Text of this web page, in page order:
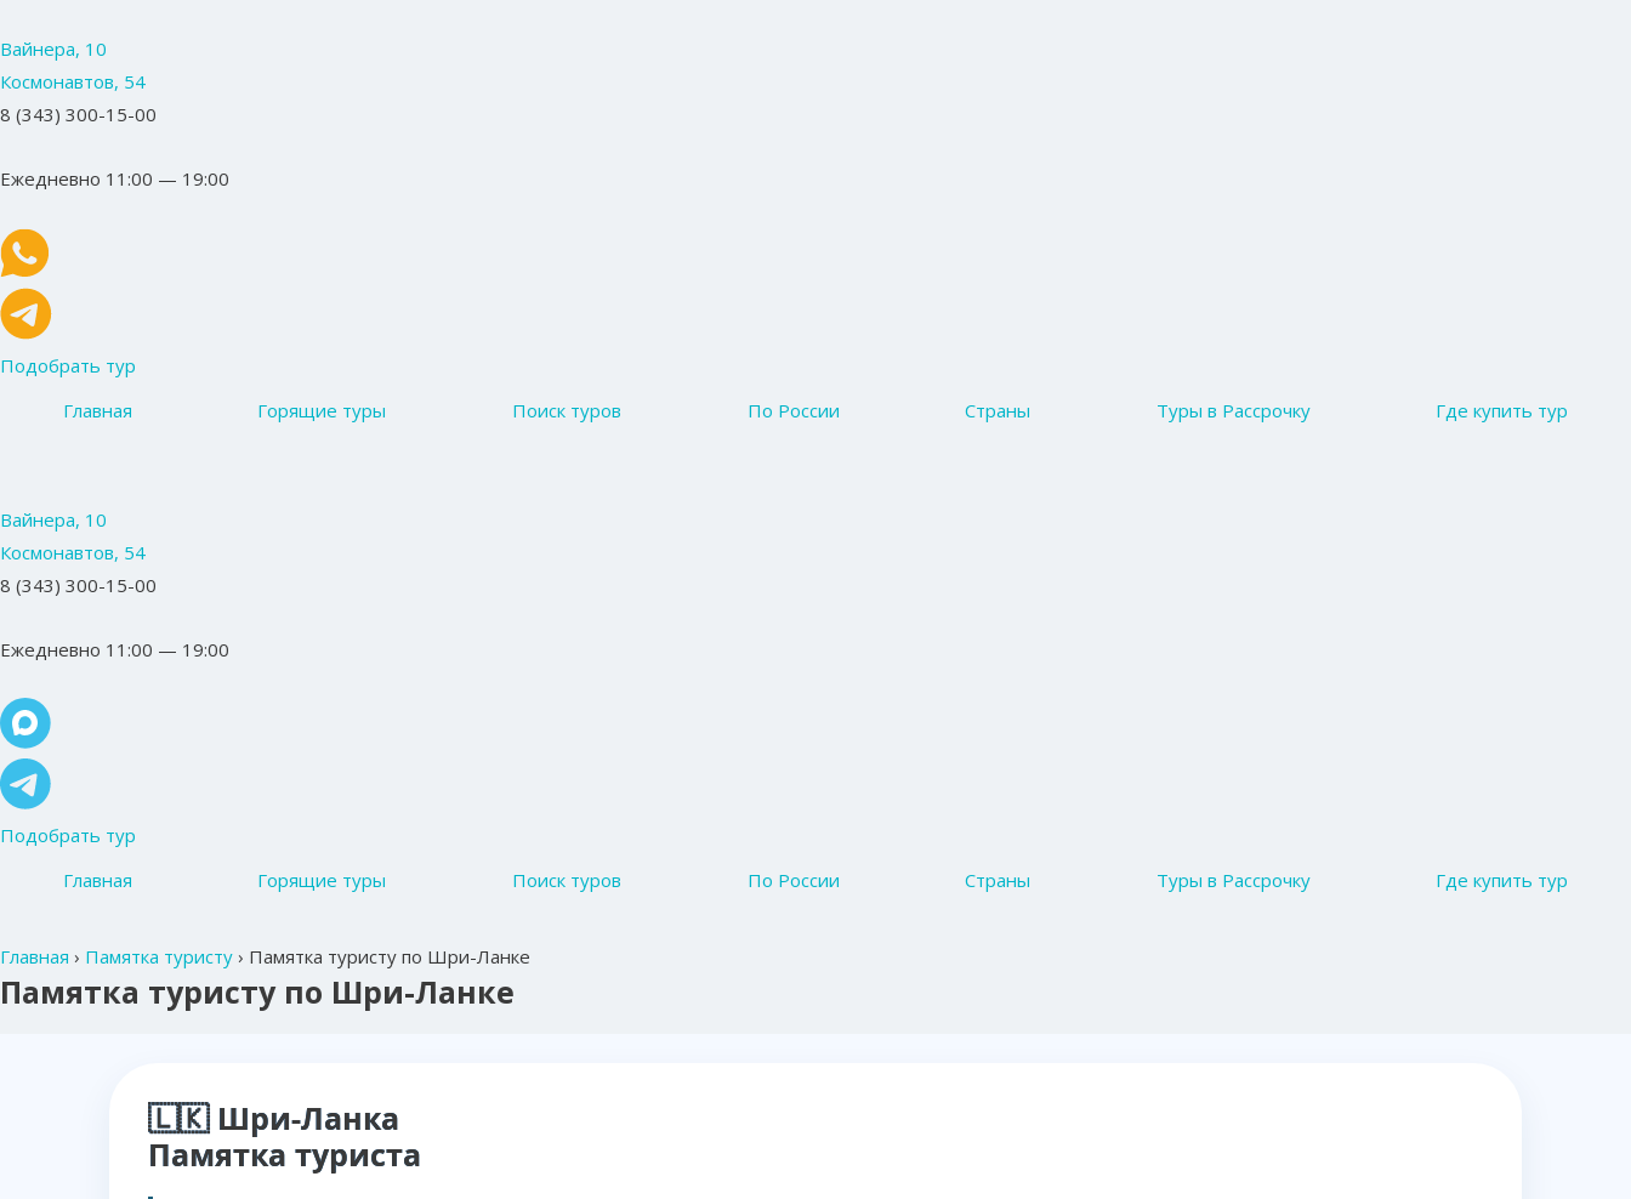
Вайнера, 10
Космонавтов, 54
8 (343) 300-15-00
Ежедневно 11:00 — 19:00
Подобрать тур
Главная
Горящие туры Поиск туров По России Страны Туры в Рассрочку Где купить тур
Вайнера, 10
Космонавтов, 54
8 (343) 300-15-00
Ежедневно 11:00 — 19:00
Подобрать тур
Главная
Горящие туры Поиск туров По России Страны Туры в Рассрочку Где купить тур
Главная › Памятка туристу › Памятка туристу по Шри-Ланке
Памятка туристу по Шри-Ланке
🇱🇰 Шри-Ланка
Памятка туриста